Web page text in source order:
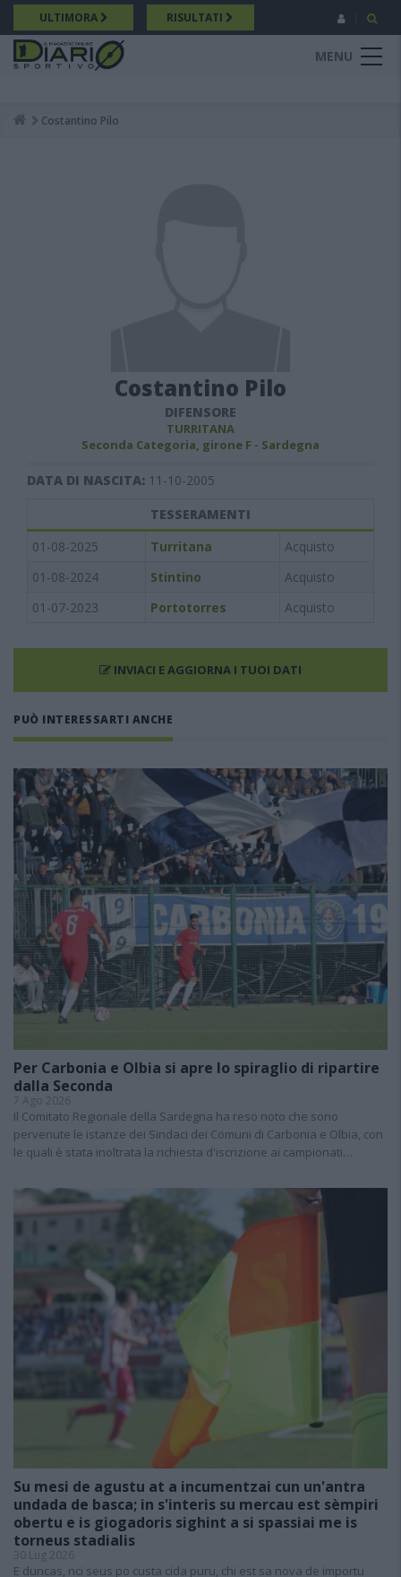
Salta
al
contenuto
principale
ULTIMORA RISULTATI
MENU
Breadcrumb
Costantino Pilo
Costantino Pilo
DIFENSORE
TURRITANA
Seconda Categoria, girone F - Sardegna
DATA DI NASCITA: 11-10-2005
TESSERAMENTI
01-08-2025
Turritana
Acquisto
01-08-2024
Stintino
Acquisto
01-07-2023
Portotorres Acquisto
INVIACI E AGGIORNA I TUOI DATI
PUÒ INTERESSARTI ANCHE
Per Carbonia e Olbia si apre lo spiraglio di ripartire
dalla Seconda
7 Ago 2026
Il Comitato Regionale della Sardegna ha reso noto che sono
pervenute le istanze dei Sindaci dei Comuni di Carbonia e Olbia, con
le quali è stata inoltrata la richiesta d'iscrizione ai campionati…
Su mesi de agustu at a incumentzai cun un'antra
undada de basca; in s'interis su mercau est sèmpiri
obertu e is giogadoris sighint a si spassiai me is
torneus stadialis
30 Lug 2026
E duncas, nci seus po custa cida puru, chi est sa nova de importu